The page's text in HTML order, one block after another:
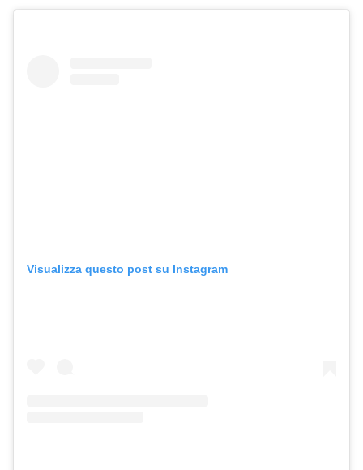
Visualizza questo post su Instagram